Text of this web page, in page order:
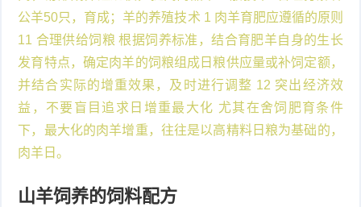
公羊50只，育成；羊的养殖技术 1 肉羊育肥应遵循的原则
11 合理供给饲粮 根据饲养标准，结合育肥羊自身的生长
发育特点，确定肉羊的饲粮组成日粮供应量或补饲定额，
并结合实际的增重效果，及时进行调整 12 突出经济效
益，不要盲目追求日增重最大化 尤其在舍饲肥育条件
下，最大化的肉羊增重，往往是以高精料日粮为基础的，
肉羊日。
山羊饲养的饲料配方